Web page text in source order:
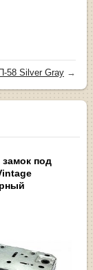
58 Silver Gray→
под